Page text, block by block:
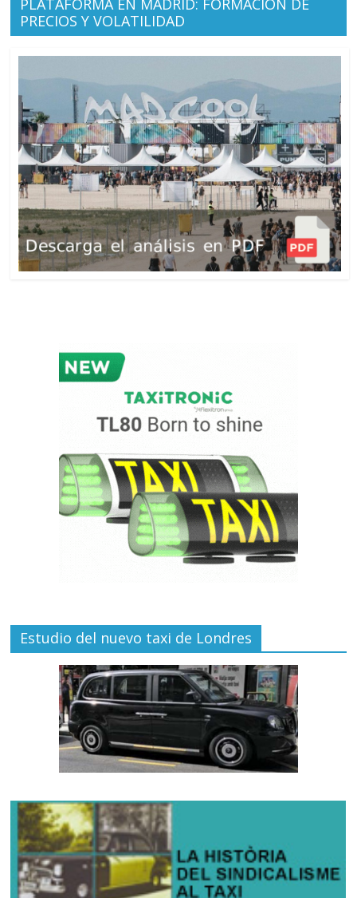
PLATAFORMA EN MADRID: FORMACIÓN DE
PRECIOS Y VOLATILIDAD
Estudio del nuevo taxi de Londres